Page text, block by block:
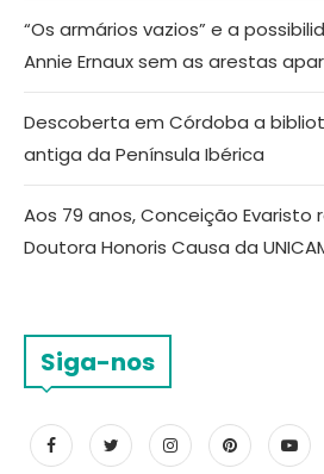
“Os armários vazios” e a
Annie Ernaux sem as arestas
Descoberta em Córdoba a
antiga da Península Ibérica
Aos 79 anos, Conceição
Doutora Honoris Causa da
Siga-nos